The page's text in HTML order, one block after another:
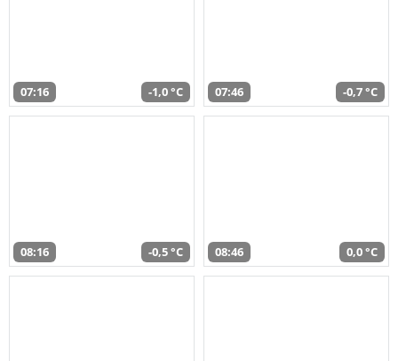
07:16 -1,0 °C 07:46 -0,7 °C
08:16 -0,5 °C 08:46 0,0 °C